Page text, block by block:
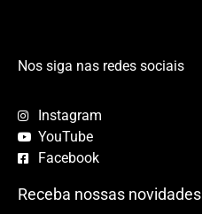
Nos siga nas redes sociais
Instagram
YouTube
Facebook
Receba nossas novidades